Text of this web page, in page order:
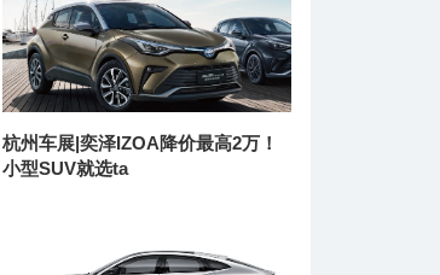
杭州车展|奕泽IZOA降价最高2万！
小型SUV就选ta